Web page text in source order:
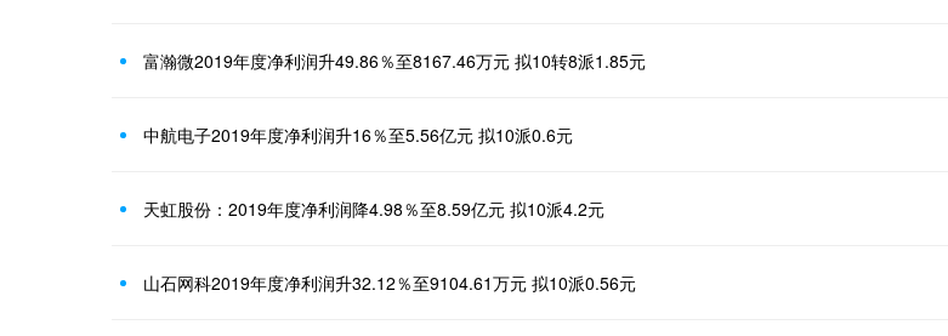
富瀚微2019年度净利润升49.86％至8167.46万元 拟10转8派1.85元
中航电子2019年度净利润升16％至5.56亿元 拟10派0.6元
天虹股份：2019年度净利润降4.98％至8.59亿元 拟10派4.2元
山石网科2019年度净利润升32.12％至9104.61万元 拟10派0.56元